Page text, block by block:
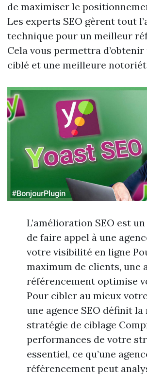
de maximiser le
Les experts SEO gèrent tout
technique pour un meilleur
Cela vous permettra
ciblé et une meilleure
L’amélioration SEO est
de faire appel à une
votre visibilité en ligne
maximum de clients, une
référencement optimise
Pour cibler au mieux
une agence SEO définit
stratégie de ciblage
performances de votre
essentiel, ce qu’une
référencement peut